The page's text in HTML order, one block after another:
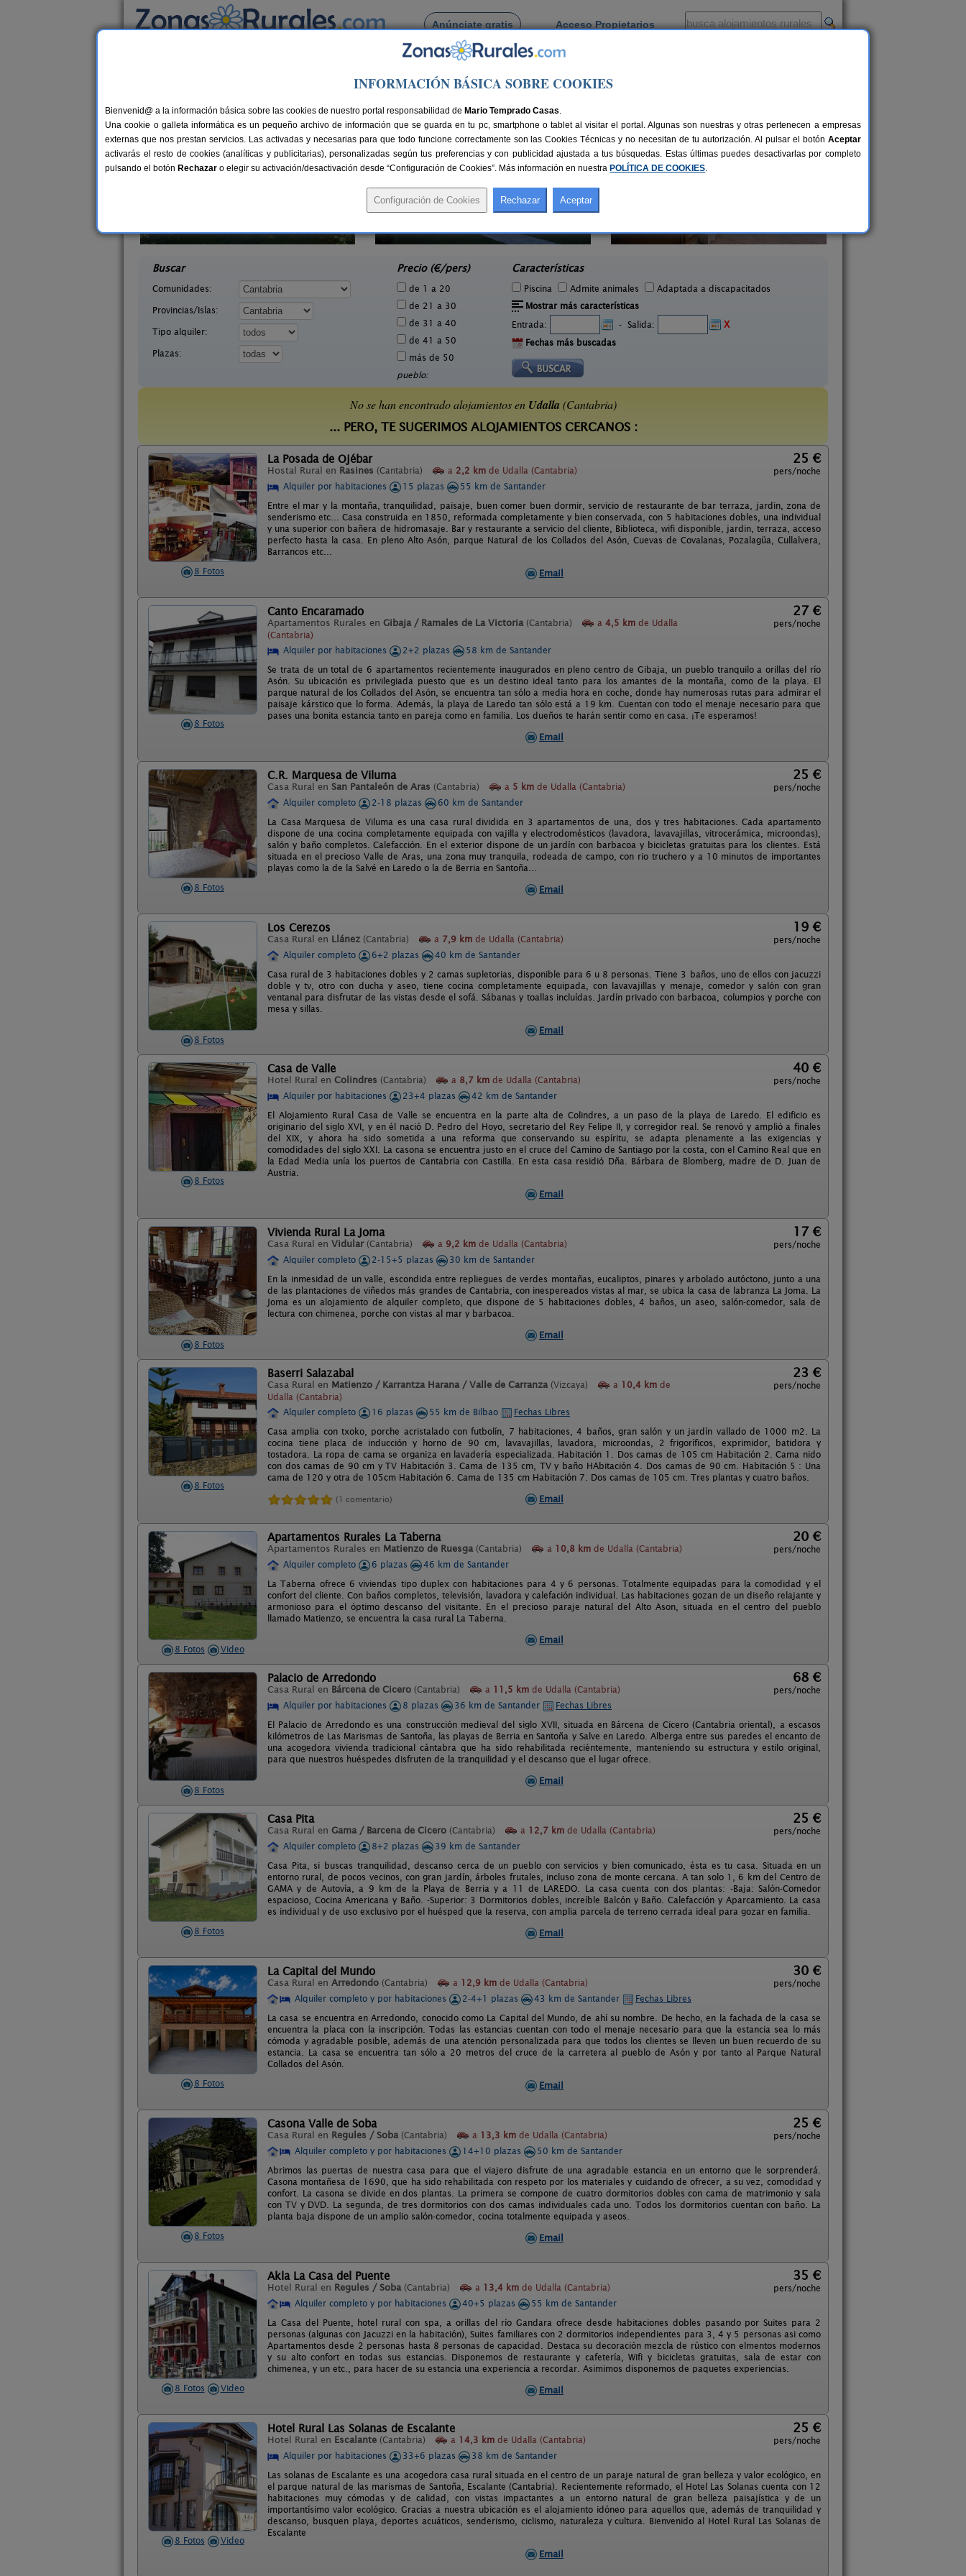
Anúnciate gratis Acceso Propietarios
Busca por pueblo
Casas Rurales cerca de Udalla
25 €
El Trineo de Campoo
Buscar
Comunidades:
Provincias/Islas:
Tipo alquiler:
Plazas:
Precio (€/pers)
de 1 a 20
de 21 a 30
de 31 a 40
de 41 a 50
más de 50
pueblo:
Características
Piscina Admite animales
Adaptada a discapacitados
Mostrar más características
Entrada:
- Salida:
X
Fechas más buscadas
No se han encontrado alojamientos en Udalla (Cantabria)
... PERO, TE SUGERIMOS ALOJAMIENTOS CERCANOS :
8 Fotos
La Posada de Ojébar
Hostal Rural en Rasines (Cantabria) a 2,2 km de Udalla (Cantabria)
25 €
pers/noche
Alquiler por habitaciones
15 plazas
55 km de Santander
Entre el mar y la montaña, tranquilidad, paisaje, buen comer buen dormir, servicio de restaurante de bar terraza, jardin, zona de
senderismo etc... Casa construida en 1850, reformada completamente y bien conservada, con 5 habitaciones dobles, una individual
y una superior con bañera de hidromasaje. Bar y restaurante a servicio del cliente, Biblioteca, wifi disponible, jardin, terraza, acceso
perfecto hasta la casa. En pleno Alto Asón, parque Natural de los Collados del Asón, Cuevas de Covalanas, Pozalagüa, Cullalvera,
Barrancos etc...
Email
8 Fotos
Canto Encaramado
Apartamentos Rurales en Gibaja / Ramales de La Victoria (Cantabria) a 4,5 km de Udalla
(Cantabria)
27 €
pers/noche
Alquiler por habitaciones 2+2 plazas
58 km de Santander
Se trata de un total de 6 apartamentos recientemente inaugurados en pleno centro de Gibaja, un pueblo tranquilo a orillas del río
Asón. Su ubicación es privilegiada puesto que es un destino ideal tanto para los amantes de la montaña, como de la playa. El
parque natural de los Collados del Asón, se encuentra tan sólo a media hora en coche, donde hay numerosas rutas para admirar el
paisaje kárstico que lo forma. Además, la playa de Laredo tan sólo está a 19 km. Cuentan con todo el menaje necesario para que
pases una bonita estancia tanto en pareja como en familia. Los dueños te harán sentir como en casa. ¡Te esperamos!
Email
8 Fotos
C.R. Marquesa de Viluma
Casa Rural en San Pantaleón de Aras (Cantabria) a 5 km de Udalla (Cantabria)
25 €
pers/noche
Alquiler completo
2-18 plazas
60 km de Santander
La Casa Marquesa de Viluma es una casa rural dividida en 3 apartamentos de una, dos y tres habitaciones. Cada apartamento
dispone de una cocina completamente equipada con vajilla y electrodomésticos (lavadora, lavavajillas, vitrocerámica, microondas),
salón y baño completos. Calefacción. En el exterior dispone de un jardín con barbacoa y bicicletas gratuitas para los clientes. Está
situada en el precioso Valle de Aras, una zona muy tranquila, rodeada de campo, con rio truchero y a 10 minutos de importantes
playas como la de la Salvé en Laredo o la de Berria en Santoña...
Email
8 Fotos
Los Cerezos
Casa Rural en Llánez (Cantabria) a 7,9 km de Udalla (Cantabria)
19 €
pers/noche
Alquiler completo
6+2 plazas
40 km de Santander
Casa rural de 3 habitaciones dobles y 2 camas supletorias, disponible para 6 u 8 personas. Tiene 3 baños, uno de ellos con jacuzzi
doble y tv, otro con ducha y aseo, tiene cocina completamente equipada, con lavavajillas y menaje, comedor y salón con gran
ventanal para disfrutar de las vistas desde el sofá. Sábanas y toallas incluídas. Jardín privado con barbacoa, columpios y porche con
mesa y sillas.
Email
8 Fotos
Casa de Valle
Hotel Rural en Colindres (Cantabria) a 8,7 km de Udalla (Cantabria)
40 €
pers/noche
Alquiler por habitaciones
23+4 plazas
42 km de Santander
El Alojamiento Rural Casa de Valle se encuentra en la parte alta de Colindres, a un paso de la playa de Laredo. El edificio es
originario del siglo XVI, y en él nació D. Pedro del Hoyo, secretario del Rey Felipe II, y corregidor real. Se renovó y amplió a finales
del XIX, y ahora ha sido sometida a una reforma que conservando su espíritu, se adapta plenamente a las exigencias y
comodidades del siglo XXI. La casona se encuentra justo en el cruce del Camino de Santiago por la costa, con el Camino Real que en
la Edad Media unía los puertos de Cantabria con Castilla. En esta casa residió Dña. Bárbara de Blomberg, madre de D. Juan de
Austria.
Email
8 Fotos
Vivienda Rural La Joma
Casa Rural en Vidular (Cantabria) a 9,2 km de Udalla (Cantabria)
17 €
pers/noche
Alquiler completo
2-15+5 plazas
30 km de Santander
En la inmesidad de un valle, escondida entre repliegues de verdes montañas, eucaliptos, pinares y arbolado autóctono, junto a una
de las plantaciones de viñedos más grandes de Cantabria, con inespereados vistas al mar, se ubica la casa de labranza La Joma. La
Joma es un alojamiento de alquiler completo, que dispone de 5 habitaciones dobles, 4 baños, un aseo, salón-comedor, sala de
lectura con chimenea, porche con vistas al mar y barbacoa.
Email
8 Fotos
Baserri Salazabal
Casa Rural en Matienzo / Karrantza Harana / Valle de Carranza (Vizcaya) a 10,4 km de
Udalla (Cantabria)
23 €
pers/noche
Alquiler completo 16 plazas 55 km de Bilbao
Fechas Libres
Casa amplia con txoko, porche acristalado con futbolín, 7 habitaciones, 4 baños, gran salón y un jardín vallado de 1000 m2. La
cocina tiene placa de inducción y horno de 90 cm, lavavajillas, lavadora, microondas, 2 frigoríficos, exprimidor, batidora y
tostadora. La ropa de cama se organiza en lavadería especializada. Habitación 1. Dos camas de 105 cm Habitación 2. Cama nido
con dos camas de 90 cm y TV Habitación 3. Cama de 135 cm, TV y baño HAbitación 4. Dos camas de 90 cm. Habitación 5 : Una
cama de 120 y otra de 105cm Habitación 6. Cama de 135 cm Habitación 7. Dos camas de 105 cm. Tres plantas y cuatro baños.
(1 comentario) Email
8 Fotos Video
Apartamentos Rurales La Taberna
Apartamentos Rurales en Matienzo de Ruesga (Cantabria) a 10,8 km de Udalla (Cantabria)
20 €
pers/noche
Alquiler completo
6 plazas
46 km de Santander
La Taberna ofrece 6 viviendas tipo duplex con habitaciones para 4 y 6 personas. Totalmente equipadas para la comodidad y el
confort del cliente. Con baños completos, televisión, lavadora y calefación individual. Las habitaciones gozan de un diseño relajante y
armonioso para el óptimo descanso del visitante. En el precioso paraje natural del Alto Ason, situada en el centro del pueblo
llamado Matienzo, se encuentra la casa rural La Taberna.
Email
8 Fotos
Palacio de Arredondo
Casa Rural en Bárcena de Cicero (Cantabria) a 11,5 km de Udalla (Cantabria)
68 €
pers/noche
Alquiler por habitaciones
8 plazas 36 km de Santander
Fechas Libres
El Palacio de Arredondo es una construcción medieval del siglo XVII, situada en Bárcena de Cicero (Cantabria oriental), a escasos
kilómetros de Las Marismas de Santoña, las playas de Berria en Santoña y Salve en Laredo. Alberga entre sus paredes el encanto de
una acogedora vivienda tradicional cántabra que ha sido rehabilitada reciéntemente, manteniendo su estructura y estilo original,
para que nuestros huéspedes disfruten de la tranquilidad y el descanso que el lugar ofrece.
Email
8 Fotos
Casa Pita
Casa Rural en Gama / Barcena de Cicero (Cantabria) a 12,7 km de Udalla (Cantabria)
25 €
pers/noche
Alquiler completo
8+2 plazas
39 km de Santander
Casa Pita, si buscas tranquilidad, descanso cerca de un pueblo con servicios y bien comunicado, ésta es tu casa. Situada en un
entorno rural, de pocos vecinos, con gran jardín, árboles frutales, incluso zona de monte cercana. A tan solo 1, 6 km del Centro de
GAMA y de Autovía, a 9 km de la Playa de Berria y a 11 de LAREDO. La casa cuenta con dos plantas: -Baja: Salón-Comedor
espacioso, Cocina Americana y Baño. -Superior: 3 Dormitorios dobles, increíble Balcón y Baño. Calefacción y Aparcamiento. La casa
es individual y de uso exclusivo por el huésped que la reserva, con amplia parcela de terreno cerrada ideal para gozar en familia.
Email
8 Fotos
La Capital del Mundo
Casa Rural en Arredondo (Cantabria) a 12,9 km de Udalla (Cantabria)
30 €
pers/noche
Alquiler completo y por habitaciones
2-4+1 plazas 43 km de Santander
Fechas Libres
La casa se encuentra en Arredondo, conocido como La Capital del Mundo, de ahí su nombre. De hecho, en la fachada de la casa se
encuentra la placa con la inscripción. Todas las estancias cuentan con todo el menaje necesario para que la estancia sea lo más
cómoda y agradable posible, además de una atención personalizada para que todos los clientes se lleven un buen recuerdo de su
estancia. La casa se encuentra tan sólo a 20 metros del cruce de la carretera al pueblo de Asón y por tanto al Parque Natural
Collados del Asón.
Email
8 Fotos
Casona Valle de Soba
Casa Rural en Regules / Soba (Cantabria) a 13,3 km de Udalla (Cantabria)
25 €
pers/noche
Alquiler completo y por habitaciones
14+10 plazas
50 km de Santander
Abrimos las puertas de nuestra casa para que el viajero disfrute de una agradable estancia en un entorno que le sorprenderá.
Casona montañesa de 1690, que ha sido rehabilitada con respeto por los materiales y cuidando de ofrecer, a su vez, comodidad y
confort. La casona se divide en dos plantas. La primera se compone de cuatro dormitorios dobles con cama de matrimonio y sala
con TV y DVD. La segunda, de tres dormitorios con dos camas individuales cada uno. Todos los dormitorios cuentan con baño. La
planta baja dispone de un amplio salón-comedor, cocina totalmente equipada y aseos.
Email
8 Fotos Video
Akla La Casa del Puente
Hotel Rural en Regules / Soba (Cantabria) a 13,4 km de Udalla (Cantabria)
35 €
pers/noche
Alquiler completo y por habitaciones
40+5 plazas
55 km de Santander
La Casa del Puente, hotel rural con spa, a orillas del río Gandara ofrece desde habitaciones dobles pasando por Suites para 2
personas (algunas con Jacuzzi en la habitación), Suites familiares con 2 dormitorios independientes para 3, 4 y 5 personas asi como
Apartamentos desde 2 personas hasta 8 personas de capacidad. Destaca su decoración mezcla de rústico con elmentos modernos
y su alto confort en todas sus estancias. Disponemos de restaurante y cafetería, Wifi y bicicletas gratuitas, sala de estar con
chimenea, y un etc., para hacer de su estancia una experiencia a recordar. Asimimos disponemos de paquetes experiencias.
Email
8 Fotos Video
Hotel Rural Las Solanas de Escalante
Hotel Rural en Escalante (Cantabria) a 14,3 km de Udalla (Cantabria)
25 €
pers/noche
Alquiler por habitaciones
33+6 plazas
38 km de Santander
Las solanas de Escalante es una acogedora casa rural situada en el centro de un paraje natural de gran belleza y valor ecológico, en
el parque natural de las marismas de Santoña, Escalante (Cantabria). Recientemente reformado, el Hotel Las Solanas cuenta con 12
habitaciones muy cómodas y de calidad, con vistas impactantes a un entorno natural de gran belleza paisajística y de un
importantísimo valor ecológico. Gracias a nuestra ubicación es el alojamiento idóneo para aquellos que, además de tranquilidad y
descanso, busquen playa, deportes acuáticos, senderismo, ciclismo, naturaleza y cultura. Bienvenido al Hotel Rural Las Solanas de
Escalante
Email
INFORMACIÓN BÁSICA SOBRE COOKIES
Bienvenid@ a la información básica sobre las cookies de nuestro portal responsabilidad de Mario Temprado Casas.
Una cookie o galleta informática es un pequeño archivo de información que se guarda en tu pc, smartphone o tablet al visitar el portal. Algunas son nuestras y otras pertenecen a empresas
externas que nos prestan servicios. Las activadas y necesarias para que todo funcione correctamente son las Cookies Técnicas y no necesitan de tu autorización. Al pulsar el botón Aceptar
activarás el resto de cookies (analíticas y publicitarias), personalizadas según tus preferencias y con publicidad ajustada a tus búsquedas. Estas últimas puedes desactivarlas por completo
pulsando el botón Rechazar o elegir su activación/desactivación desde “Configuración de Cookies”. Más información en nuestra POLÍTICA DE COOKIES.